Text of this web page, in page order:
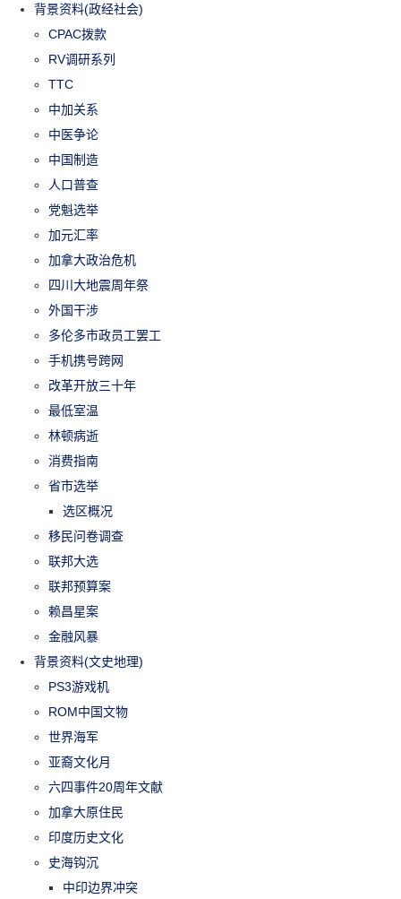
背景资料(政经社会)
CPAC拨款
RV调研系列
TTC
中加关系
中医争论
中国制造
人口普查
党魁选举
加元汇率
加拿大政治危机
四川大地震周年祭
外国干涉
多伦多市政员工罢工
手机携号跨网
改革开放三十年
最低室温
林顿病逝
消费指南
省市选举
选区概况
移民问卷调查
联邦大选
联邦预算案
赖昌星案
金融风暴
背景资料(文史地理)
PS3游戏机
ROM中国文物
世界海军
亚裔文化月
六四事件20周年文献
加拿大原住民
印度历史文化
史海钩沉
中印边界冲突